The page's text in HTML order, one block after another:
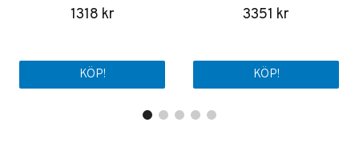
1318 kr
KÖP!
3351 kr
KÖP!